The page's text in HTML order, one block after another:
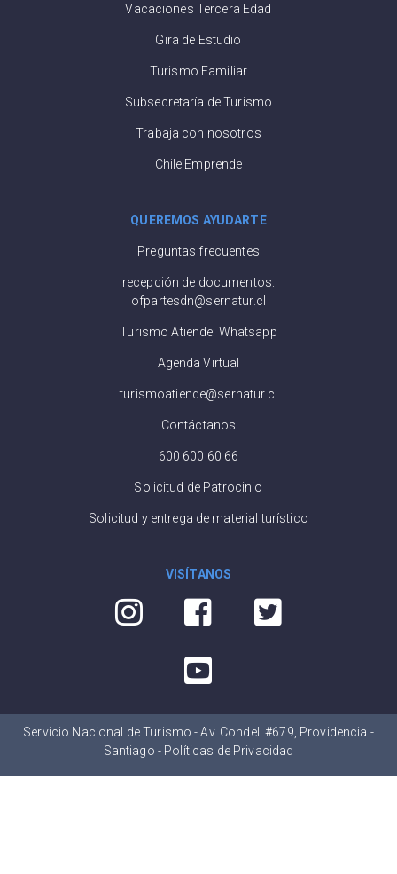
Vacaciones Tercera Edad
Gira de Estudio
Turismo Familiar
Subsecretaría de Turismo
Trabaja con nosotros
Chile Emprende
QUEREMOS AYUDARTE
Preguntas frecuentes
recepción de documentos:
ofpartesdn@sernatur.cl
Turismo Atiende: Whatsapp
Agenda Virtual
turismoatiende@sernatur.cl
Contáctanos
600 600 60 66
Solicitud de Patrocinio
Solicitud y entrega de material turístico
VISÍTANOS
Servicio Nacional de Turismo - Av. Condell #679, Providencia -
Santiago - Políticas de Privacidad